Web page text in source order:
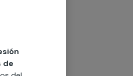
de